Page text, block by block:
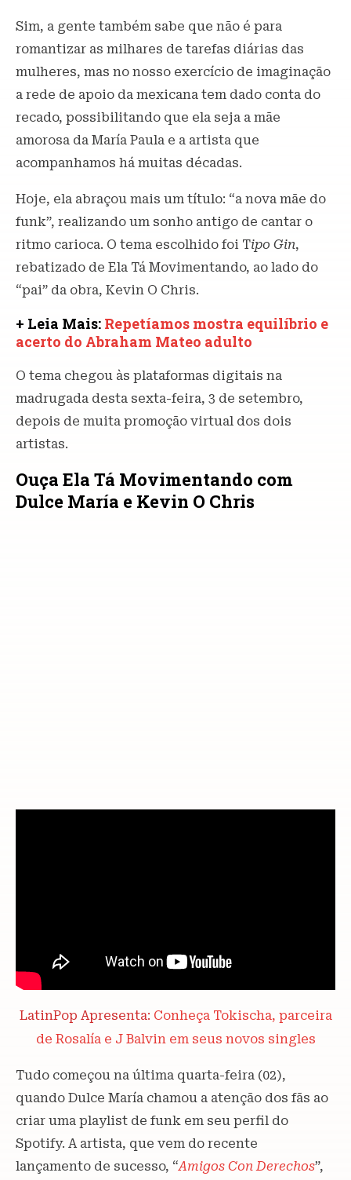
Sim, a gente também sabe que não é para
romantizar as milhares de tarefas diárias das
mulheres, mas no nosso exercício de imaginação
a rede de apoio da mexicana tem dado conta do
recado, possibilitando que ela seja a mãe
amorosa da María Paula e a artista que
acompanhamos há muitas décadas.
Hoje, ela abraçou mais um título: “a nova mãe do
funk”, realizando um sonho antigo de cantar o
ritmo carioca. O tema escolhido foi Tipo Gin,
rebatizado de Ela Tá Movimentando, ao lado do
“pai” da obra, Kevin O Chris.
+ Leia Mais: Repetíamos mostra equilíbrio e
acerto do Abraham Mateo adulto
O tema chegou às plataformas digitais na
madrugada desta sexta-feira, 3 de setembro,
depois de muita promoção virtual dos dois
artistas.
Ouça Ela Tá Movimentando com
Dulce María e Kevin O Chris
LatinPop Apresenta: Conheça Tokischa, parceira
de Rosalía e J Balvin em seus novos singles
Tudo começou na última quarta-feira (02),
quando Dulce María chamou a atenção dos fãs ao
criar uma playlist de funk em seu perfil do
Spotify. A artista, que vem do recente
lançamento de sucesso, “Amigos Con Derechos”,